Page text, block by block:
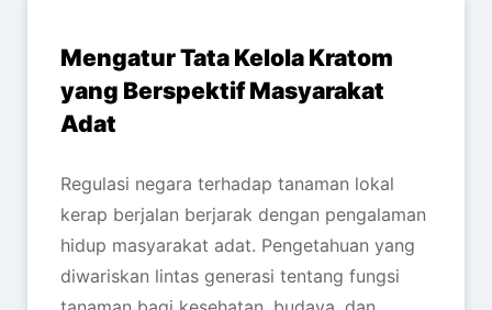
Mengatur Tata Kelola Kratom
yang Berspektif Masyarakat
Adat
Regulasi negara terhadap tanaman lokal
kerap berjalan berjarak dengan pengalaman
hidup masyarakat adat. Pengetahuan yang
diwariskan lintas generasi tentang fungsi